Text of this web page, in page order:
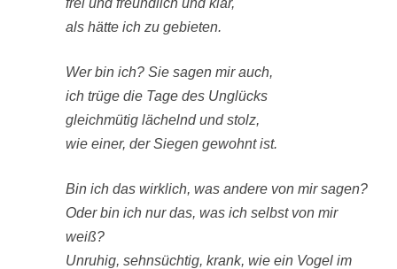
  cd "$BACKUP_BASE_DIR"
  zip -qr "$ZIPFILE" "$WORKDIR"
log "✅ Fertig: $ZIPFILE"
als hätte ich zu gebieten.
Wer bin ich? Sie sagen mir auch,
ich trüge die Tage des Unglücks
gleichmütig lächelnd und stolz,
wie einer, der Siegen gewohnt ist.
Bin ich das wirklich, was andere von mir sagen?
Oder bin ich nur das, was ich selbst von mir
weiß?
Unruhig, sehnsüchtig, krank, wie ein Vogel im